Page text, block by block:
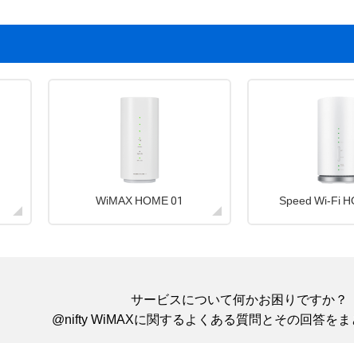
WiMAX HOME 01 Speed Wi-Fi
サービスについて何かお困りですか？
@nifty WiMAXに関するよくある質問とその回答をま